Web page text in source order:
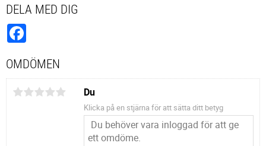
DELA MED DIG
OMDÖMEN
Du
Klicka på en stjärna för att sätta ditt betyg